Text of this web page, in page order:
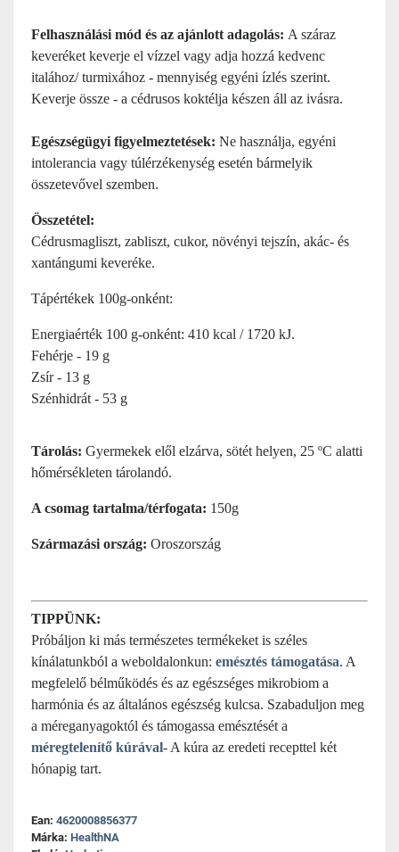
Felhasználási mód és az ajánlott adagolás: A száraz
keveréket keverje el vízzel vagy adja hozzá kedvenc
italához/ turmixához - mennyiség egyéni ízlés szerint.
Keverje össze - a cédrusos koktélja készen áll az ivásra.
Egészségügyi figyelmeztetések: Ne használja, egyéni
intolerancia vagy túlérzékenység esetén bármelyik
összetevővel szemben.
Összetétel:
Cédrusmagliszt, zabliszt, cukor, növényi tejszín, akác- és
xantángumi keveréke.
Tápértékek 100g-onként:
Energiaérték 100 g-onként: 410 kcal / 1720 kJ.
Fehérje - 19 g
Zsír - 13 g
Szénhidrát - 53 g
Tárolás: Gyermekek elől elzárva, sötét helyen, 25 ºC alatti
hőmérsékleten tárolandó.
A csomag tartalma/térfogata: 150g
Származási ország: Oroszország
TIPPÜNK:
Próbáljon ki más természetes termékeket is széles
kínálatunkból a weboldalonkun: emésztés támogatása. A
megfelelő bélműködés és az egészséges mikrobiom a
harmónia és az általános egészség kulcsa. Szabaduljon meg
a méreganyagoktól és támogassa emésztését a
méregtelenítő kúrával- A kúra az eredeti recepttel két
hónapig tart.
Ean: 4620008856377
Márka: HealthNA